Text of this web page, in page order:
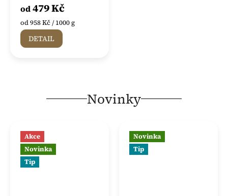
od479 Kč
Měrná
cena:
od 958 Kč / 1000 g
DETAIL
Novinky
Akce
Novinka
Tip
Novinka
Tip